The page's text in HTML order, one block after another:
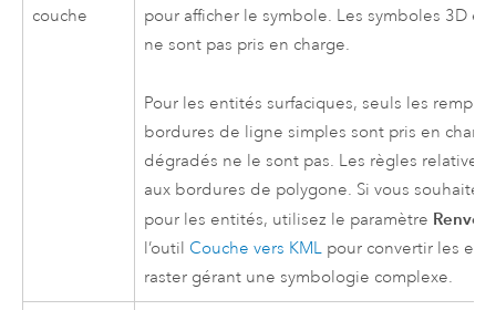
couche
pour afficher le symbole. Les symboles 3D
ne sont pas pris en charge.
Pour les entités surfaciques, seuls les
bordures de ligne simples sont pris en
dégradés ne le sont pas. Les règles
aux bordures de polygone. Si vous
pour les entités, utilisez le paramètre
l’outil Couche vers KML pour convertir les
raster gérant une symbologie complexe.